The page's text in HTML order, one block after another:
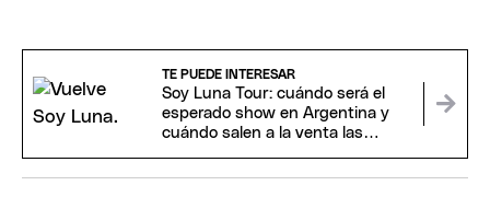
TE PUEDE INTERESAR
Soy Luna Tour: cuándo será el
esperado show en Argentina y
cuándo salen a la venta las